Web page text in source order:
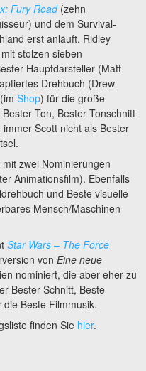
Fury Road(zehn
und dem Survival-
erst anläuft. Ridley
stolzen sieben
Hauptdarsteller (Matt
Drehbuch (Drew
Shop) für die große
Ton, Bester Tonschnitt
Scott nicht als Bester
zwei Nominierungen
Animationsfilm). Ebenfalls
und Beste visuelle
Mensch/Maschinen-
Star Wars – The Force
von Eine neue
nominiert, die aber eher zu
Bester Schnitt, Beste
Beste Filmmusik.
finden Sie hier.